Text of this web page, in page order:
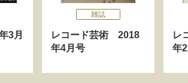
3月
雑誌
レコード芸術 2018
年4月号
レ
年